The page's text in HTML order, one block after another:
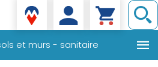
Denis matériaux
et murs - sanitaire